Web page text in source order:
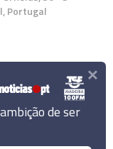
Portugal
de ser
×